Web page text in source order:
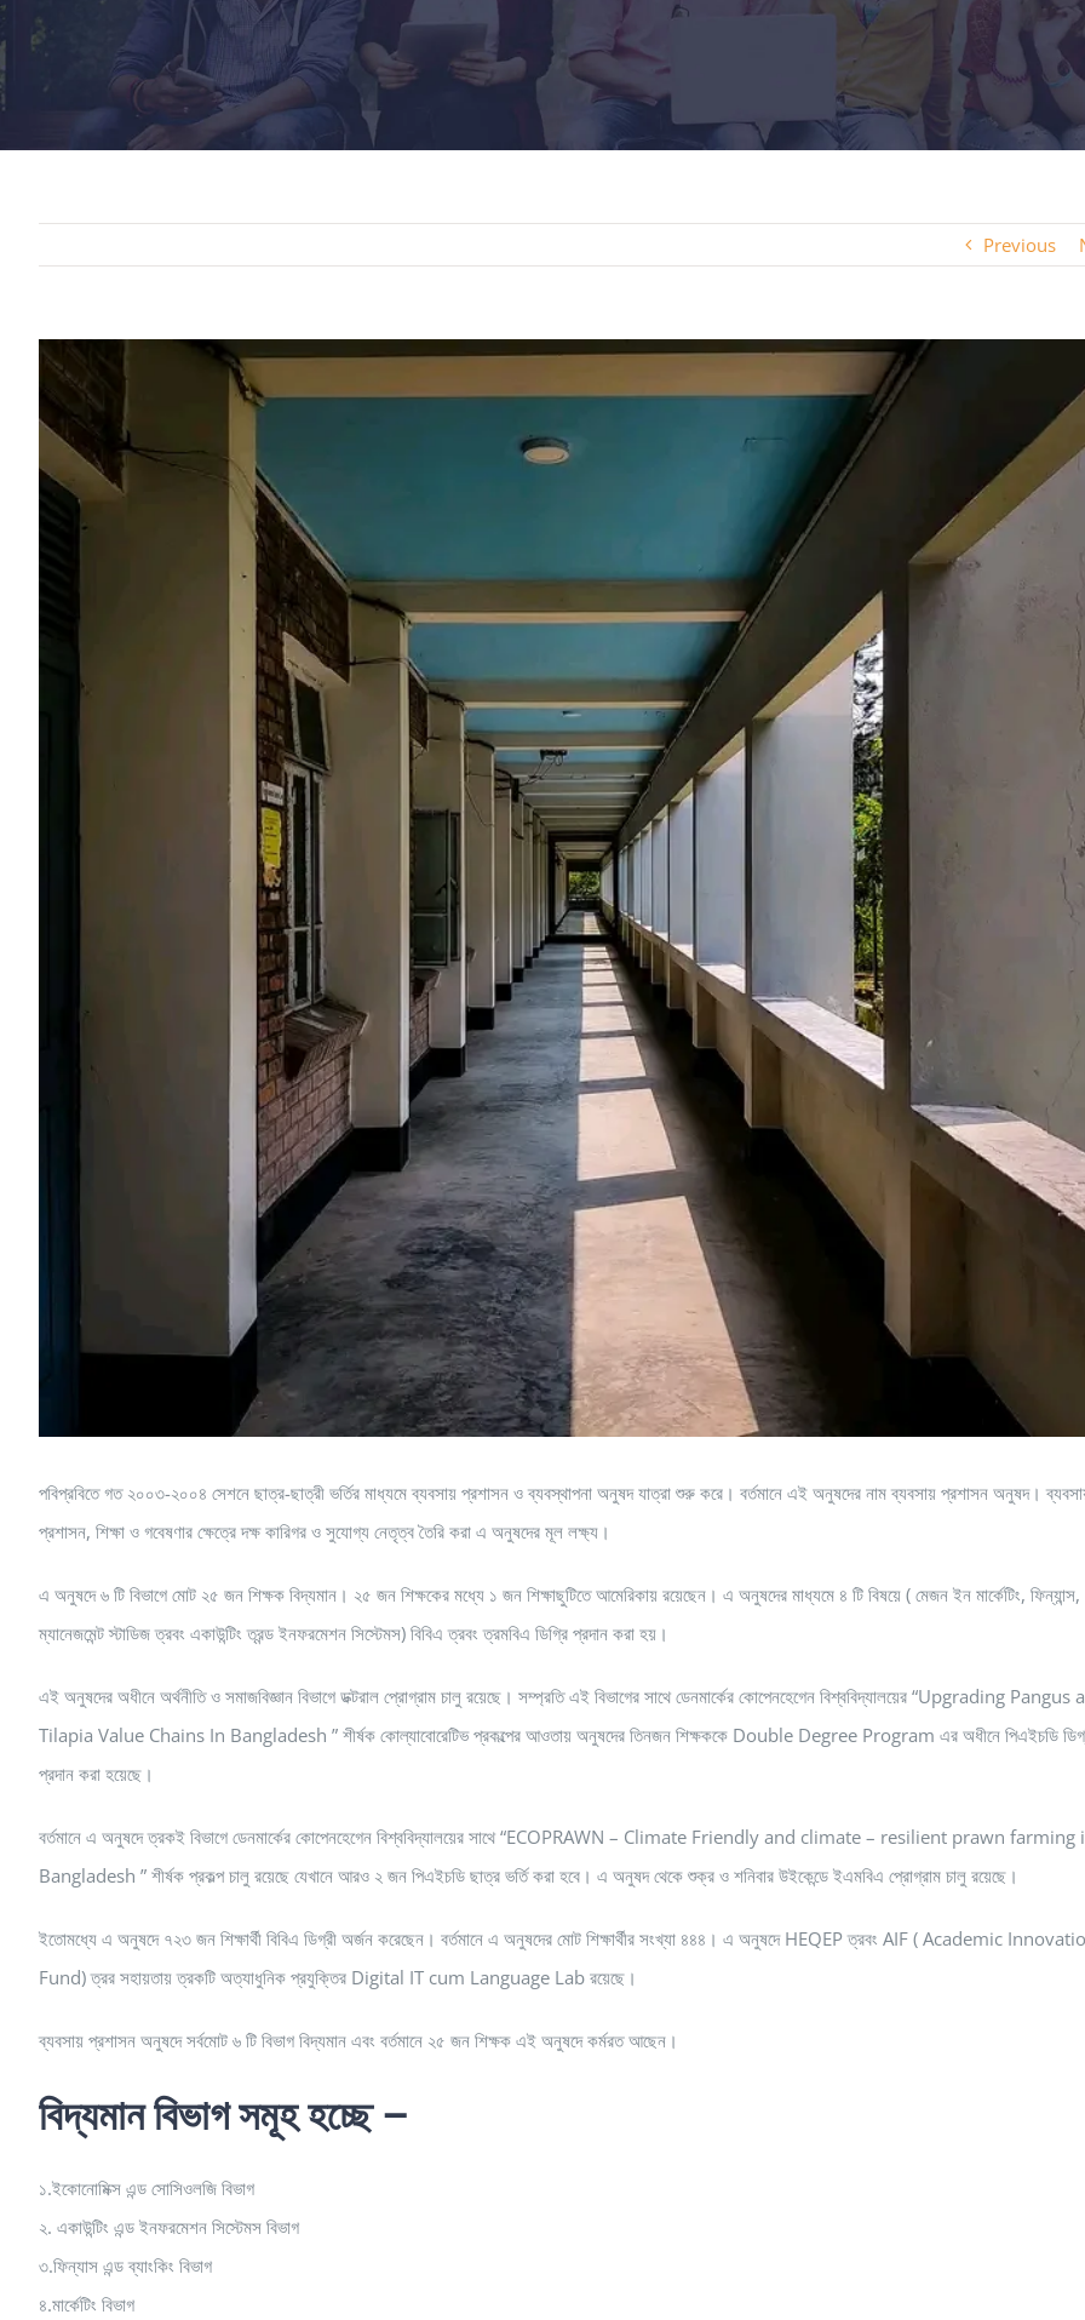
Previous
View
Larger
Image
পবিপ্রবিতে গত ২০০৩-২০০৪ সেশনে ছাত্র-ছাত্রী ভর্তির মাধ্যমে ব্যবসায় প্রশাসন ও ব্যবস্থাপনা অনুষদ যাত্রা শুরু করে। বর্তমানে এই অনুষদের নাম ব্যবসায় প্রশাসন অনুষদ।
প্রশাসন, শিক্ষা ও গবেষণার ক্ষেত্রে দক্ষ কারিগর ও সুযোগ্য নেতৃত্ব তৈরি করা এ অনুষদের মূল লক্ষ্য।
এ অনুষদে ৬ টি বিভাগে মোট ২৫ জন শিক্ষক বিদ্যমান। ২৫ জন শিক্ষকের মধ্যে ১ জন শিক্ষাছুটিতে আমেরিকায় রয়েছেন। এ অনুষদের মাধ্যমে ৪ টি বিষয়ে ( মেজন ইন মার্কেটিং, ফিন্যান্স,
ম্যানেজমেন্ট স্টাডিজ ত্রবং একাউন্টিং ত্রন্ড ইনফরমেশন সিস্টেমস) বিবিএ ত্রবং ত্রমবিএ ডিগ্রি প্রদান করা হয়।
এই অনুষদের অধীনে অর্থনীতি ও সমাজবিজ্ঞান বিভাগে ডক্টরাল প্রোগ্রাম চালু রয়েছে। সম্প্রতি এই বিভাগের সাথে ডেনমার্কের কোপেনহেগেন বিশ্ববিদ্যালয়ের “Upgrading Pangus
Tilapia Value Chains In Bangladesh ” শীর্ষক কোল্যাবোরেটিভ প্রকল্পের আওতায় অনুষদের তিনজন শিক্ষককে Double Degree Program এর অধীনে পিএইচডি
প্রদান করা হয়েছে।
বর্তমানে এ অনুষদে ত্রকই বিভাগে ডেনমার্কের কোপেনহেগেন বিশ্ববিদ্যালয়ের সাথে “ECOPRAWN – Climate Friendly and climate – resilient prawn farming
Bangladesh ” শীর্ষক প্রকল্প চালু রয়েছে যেখানে আরও ২ জন পিএইচডি ছাত্র ভর্তি করা হবে। এ অনুষদ থেকে শুক্র ও শনিবার উইকেন্ডে ইএমবিএ প্রোগ্রাম চালু রয়েছে।
ইতোমধ্যে এ অনুষদে ৭২৩ জন শিক্ষার্থী বিবিএ ডিগ্রী অর্জন করেছেন। বর্তমানে এ অনুষদের মোট শিক্ষার্থীর সংখ্যা ৪৪৪। এ অনুষদে HEQEP ত্রবং AIF ( Academic
Fund) ত্রর সহায়তায় ত্রকটি অত্যাধুনিক প্রযুক্তির Digital IT cum Language Lab রয়েছে।
ব্যবসায় প্রশাসন অনুষদে সর্বমোট ৬ টি বিভাগ বিদ্যমান এবং বর্তমানে ২৫ জন শিক্ষক এই অনুষদে কর্মরত আছেন।
বিদ্যমান বিভাগ সমূহ হচ্ছে –
১.ইকোনোমিক্স এন্ড সোসিওলজি বিভাগ
২. একাউন্টিং এন্ড ইনফরমেশন সিস্টেমস বিভাগ
৩.ফিন্যাস এন্ড ব্যাংকিং বিভাগ
৪.মার্কেটিং বিভাগ